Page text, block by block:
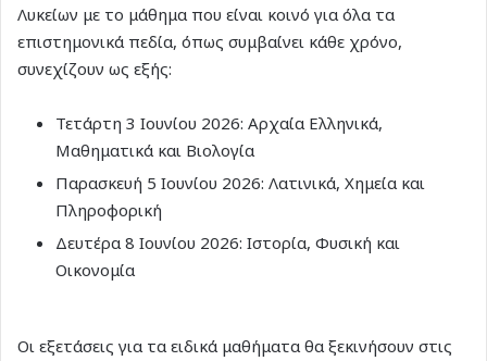
Λυκείων με το μάθημα που είναι κοινό για όλα τα
επιστημονικά πεδία, όπως συμβαίνει κάθε χρόνο,
συνεχίζουν ως εξής:
Τετάρτη 3 Ιουνίου 2026: Αρχαία Ελληνικά,
Μαθηματικά και Βιολογία
Παρασκευή 5 Ιουνίου 2026: Λατινικά, Χημεία και
Πληροφορική
Δευτέρα 8 Ιουνίου 2026: Ιστορία, Φυσική και
Οικονομία
Οι εξετάσεις για τα ειδικά μαθήματα θα ξεκινήσουν στις